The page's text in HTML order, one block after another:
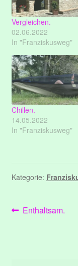
Vergleichen.
02.06.2022
In "Franziskusweg"
Chillen.
14.05.2022
In "Franziskusweg"
Kategorie:
Vorheriger
Enthaltsam.